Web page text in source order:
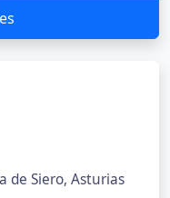
de Siero, Asturias